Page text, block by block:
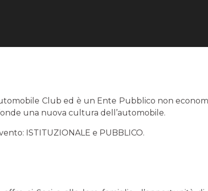
Club ed è un Ente Pubblico non
una nuova cultura dell’automobile.
ISTITUZIONALE e PUBBLICO.